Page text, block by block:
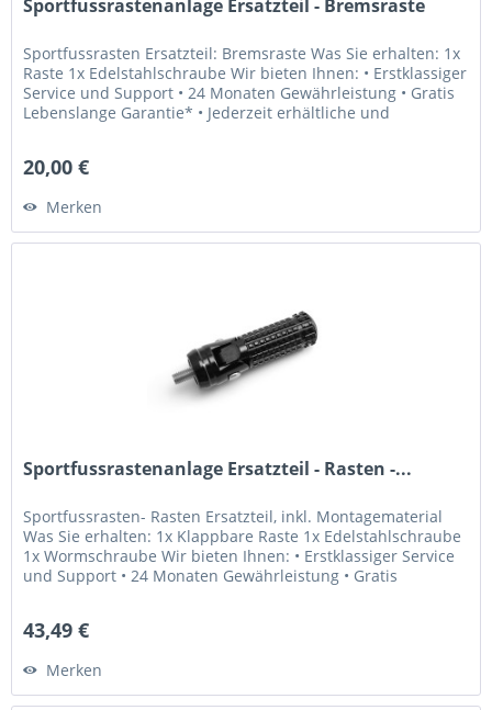
Sportfussrastenanlage Ersatzteil - Bremsraste
Sportfussrasten Ersatzteil: Bremsraste Was Sie erhalten: 1x
Raste 1x Edelstahlschraube Wir bieten Ihnen: • Erstklassiger
Service und Support • 24 Monaten Gewährleistung • Gratis
Lebenslange Garantie* • Jederzeit erhältliche und
20,00 €
Merken
Sportfussrastenanlage Ersatzteil - Rasten -...
Sportfussrasten- Rasten Ersatzteil, inkl. Montagematerial
Was Sie erhalten: 1x Klappbare Raste 1x Edelstahlschraube
1x Wormschraube Wir bieten Ihnen: • Erstklassiger Service
und Support • 24 Monaten Gewährleistung • Gratis
43,49 €
Merken